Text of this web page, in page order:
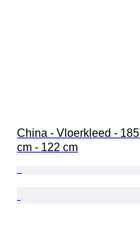
China - Vloerkleed - 185
cm - 122 cm